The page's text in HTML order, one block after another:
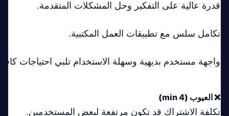
قدرة عالية على التفكير وحل المشكلات المتقدمة.
تكامل سلس مع تطبيقات العمل المكتبية.
واجهة مستخدم بديهية وسهلة الاستخدام تلبي احتياجات
❌ العيوب (min 4)
تكلفة الاشتراك قد تكون مرتفعة لبعض المستخدمين.